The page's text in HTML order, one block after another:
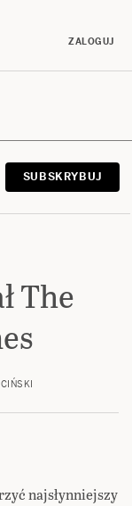
ZALOGUJ
SUBSKRYBUJ
The
najsłynniejszy